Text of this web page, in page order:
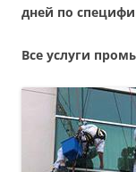
дней по
Все услуги